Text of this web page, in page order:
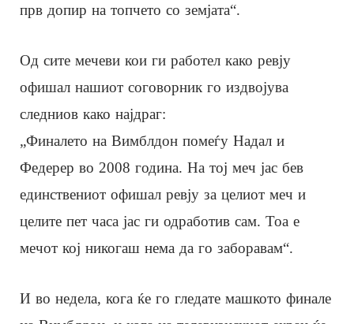
прв допир на топчето со земјата“.
Од сите мечеви кои ги работел како ревју
офишал нашиот соговорник го издвојува
следниов како најдраг:
„Финалето на Вимблдон помеѓу Надал и
Федерер во 2008 година. На тој меч јас бев
единствениот офишал ревју за целиот меч и
целите пет часа јас ги одработив сам. Тоа е
мечот кој никогаш нема да го заборавам“.
И во недела, кога ќе го гледате машкото финале